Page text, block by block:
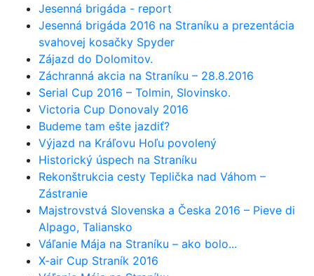
Jesenná brigáda - report
Jesenná brigáda 2016 na Straníku a prezentácia
svahovej kosačky Spyder
Zájazd do Dolomitov.
Záchranná akcia na Straníku – 28.8.2016
Serial Cup 2016 – Tolmin, Slovinsko.
Victoria Cup Donovaly 2016
Budeme tam ešte jazdiť?
Výjazd na Kráľovu Hoľu povolený
Historický úspech na Straníku
Rekonštrukcia cesty Teplička nad Váhom –
Zástranie
Majstrovstvá Slovenska a Česka 2016 – Pieve di
Alpago, Taliansko
Váľanie Mája na Straníku – ako bolo...
X-air Cup Straník 2016